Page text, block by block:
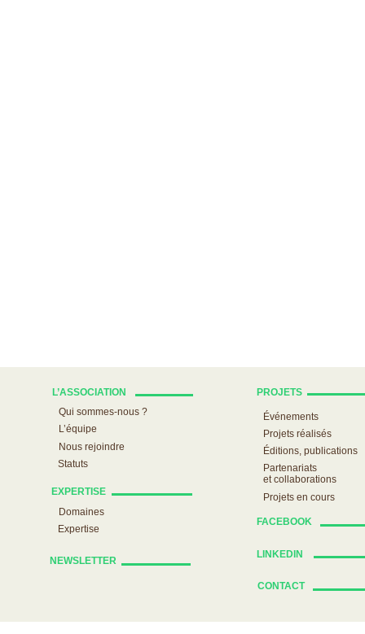
L’ASSOCIATION
Qui sommes-nous ?
L’équipe
Nous rejoindre
Statuts
EXPERTISE
Domaines
Expertise
NEWSLETTER
PROJETS
Événements
Projets réalisés
Éditions, publications
Partenariats
et collaborations
Projets en cours
FACEBOOK
LINKEDIN
CONTACT